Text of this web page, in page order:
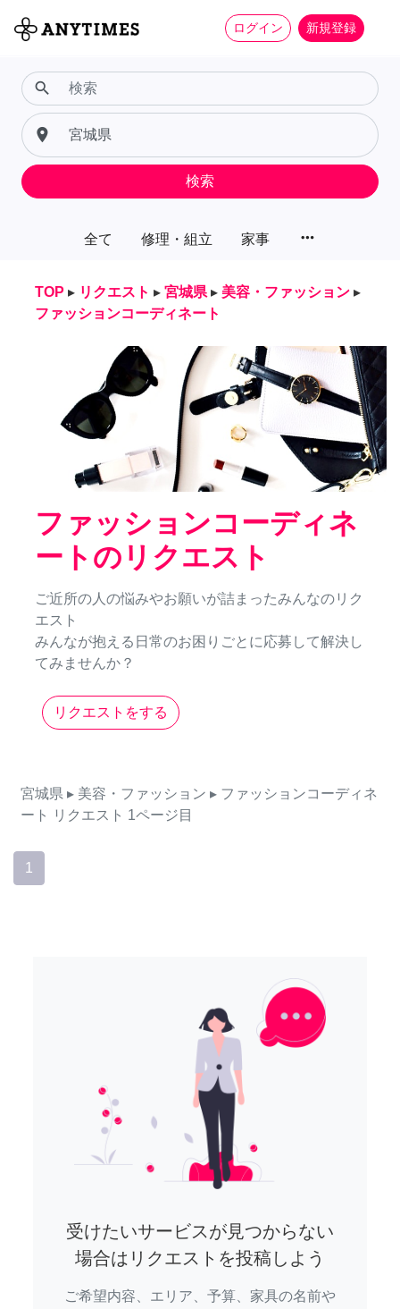
ログイン 新規登録
全て 修理・組立 家事 more_horiz
search
place
検索
TOP ▸ リクエスト ▸ 宮城県 ▸ 美容・ファッション ▸
ファッションコーディネート
ファッションコーディネ
ートのリクエスト
ご近所の人の悩みやお願いが詰まったみんなのリク
エスト
みんなが抱える日常のお困りごとに応募して解決し
てみませんか？
リクエストをする
宮城県 ▸ 美容・ファッション ▸ ファッションコーディネ
ート
リクエスト 1ページ目
1
受けたいサービスが見つからない
場合はリクエストを投稿しよう
ご希望内容、エリア、予算、家具の名前や